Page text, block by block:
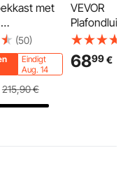
met
kast
met 4
en
planken,
voor
(50)
Eindigt
Aug. 14
215,90€
VEVOR
203,2 mm 1
ronde 2-
6899€